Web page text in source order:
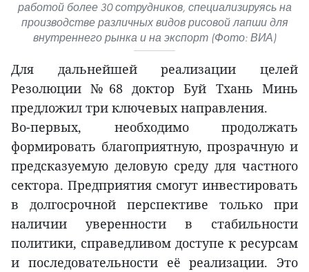
работой более 30 сотрудников, специализируясь на
производстве различных видов рисовой лапши для
внутреннего рынка и на экспорт (Фото: ВИА)
Для дальнейшей реализации целей
Резолюции №68 доктор Буй Тхань Минь
предложил три ключевых направления.
Во-первых, необходимо продолжать
формировать благоприятную, прозрачную и
предсказуемую деловую среду для частного
сектора. Предприятия смогут инвестировать
в долгосрочной перспективе только при
наличии уверенности в стабильности
политики, справедливом доступе к ресурсам
и последовательности её реализации. Это